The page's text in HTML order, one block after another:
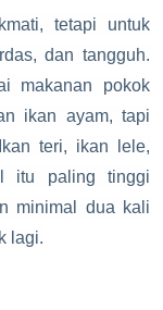
tetapi untuk
dan tangguh.
makanan pokok
ikan ayam, tapi
teri, ikan lele,
itu paling tinggi
minimal dua kali
lagi.